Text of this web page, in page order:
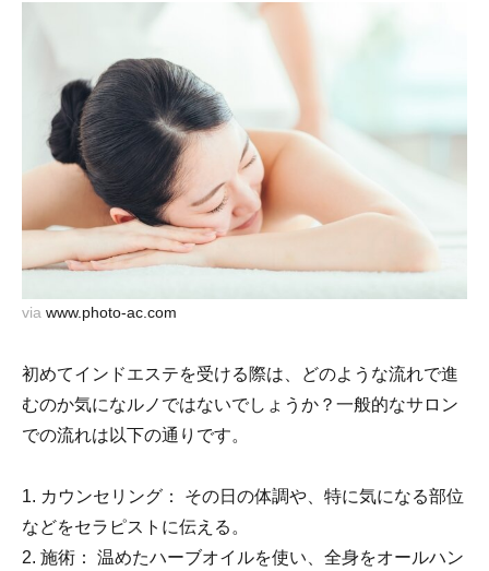
via www.photo-ac.com
初めてインドエステを受ける際は、どのような流れで進
むのか気になルノではないでしょうか？一般的なサロン
での流れは以下の通りです。
1. カウンセリング： その日の体調や、特に気になる部位
などをセラピストに伝える。
2. 施術： 温めたハーブオイルを使い、全身をオールハン